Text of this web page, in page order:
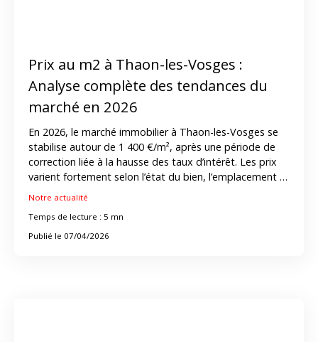
Prix au m2 à Thaon-les-Vosges :
Analyse complète des tendances du
marché en 2026
En 2026, le marché immobilier à Thaon-les-Vosges se
stabilise autour de 1 400 €/m², après une période de
correction liée à la hausse des taux d’intérêt. Les prix
varient fortement selon l’état du bien, l’emplacement et
prix. Le marché locatif offre également des
opportunités intéressantes pour les investisseurs. Dans
Notre actualité
Temps de lecture : 5 mn
Publié le 07/04/2026